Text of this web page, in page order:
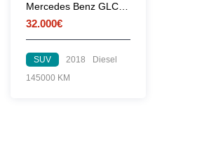
32.000€
SUV 2018
Diesel
145000 KM